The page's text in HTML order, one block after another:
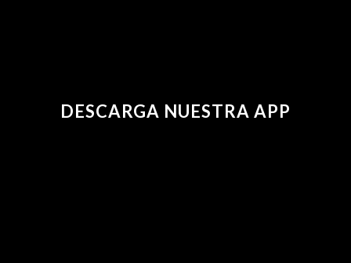
DESCARGA NUESTRA APP